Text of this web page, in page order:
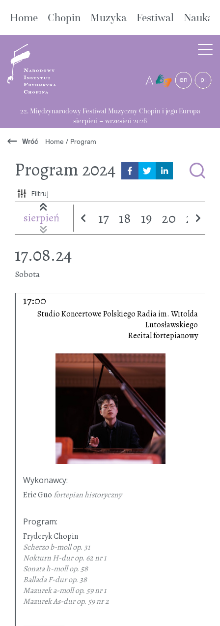
Home Chopin Muzyka Festiwal Nauka
A
22. Międzynarodowy Festiwal Muzyczny Chopin i jego Europa
sierpień – wrzesień 2026
Wróć Home / Program
Program2024
Filtruj
sierpień 17 18 19 20 21
17.08.24
Sobota
17:00
Studio Koncertowe Polskiego Radia im. Witolda
Lutosławskiego
Recital fortepianowy
Wykonawcy:
Eric Guo fortepian historyczny
Program:
Fryderyk Chopin
Scherzo b-mollop. 31
Nokturn H-durop. 62 nr 1
Sonata h-mollop. 58
Ballada F-durop. 38
Mazurek a-mollop. 59 nr 1
Mazurek As-durop. 59 nr 2